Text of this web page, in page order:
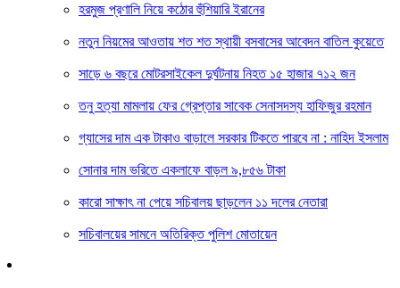
হরমুজ প্রণালি নিয়ে কঠোর হুঁশিয়ারি ইরানের
নতুন নিয়মের আওতায় শত শত স্থায়ী বসবাসের আবেদন বাতিল কুয়েতে
সাড়ে ৬ বছরে মোটরসাইকেল দুর্ঘটনায় নিহত ১৫ হাজার ৭১২ জন
তনু হত্যা মামলায় ফের গ্রেপ্তার সাবেক সেনাসদস্য হাফিজুর রহমান
গ্যাসের দাম এক টাকাও বাড়ালে সরকার টিকতে পারবে না : নাহিদ ইসলাম
সোনার দাম ভরিতে একলাফে বাড়ল ৯,৮৫৬ টাকা
কারো সাক্ষাৎ না পেয়ে সচিবালয় ছাড়লেন ১১ দলের নেতারা
সচিবালয়ের সামনে অতিরিক্ত পুলিশ মোতায়েন